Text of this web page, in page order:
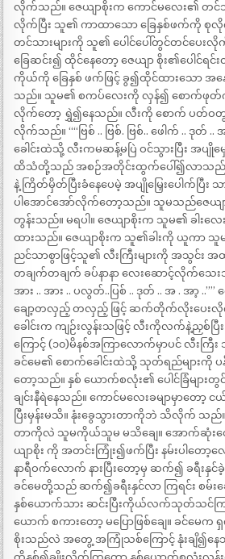
လိုက်သည်။ ဇေယျာစိုးက ကောင်မလေး၏ တင်
လိုက်ပြီး သူ၏ ကာထာသော ခြေနှစ်ဖက်ကို စု
တင်သားများကို သူ၏ ပေါင်ပေါ်တွင်တင်ပေ
ခြေဆင်း၍ ထိုင်နေတော့ ဇေယျာ စိုး၏ပေါင်ရင်
ကိုယ်ကို ခြေနှစ် ဖက်ဖြင့် ခွ၍ထိုင်ထားသော အ
သည်။ သူမ၏ စကပ်လေးကို လှန်၍ စောက်ဖု
လိုက်တော့ ရွှဲ၍နေသည်။ လီးကို စောက် ပတ်ဝတွ
လိုက်သည်။ ““ဗြစ် .. ဗြစ်. ဗြစ်.. ဖေါက် .. ဒုတ် ..
ခေါင်းထဲသို့ လီးကမဆန့်မပြဲ ဝင်သွားပြီး အပ
ထိသံတို့သည် အစဉ်အတိုင်းထွက်ပေါ်၍လာသည်။
နဲ့ ကြိတ်မှိတ်ပြီးခံနေပေမဲ့ အပျိုမြှေးပေါက်ပ
ပါအောင်အော်လိုက်တော့သည်။ သူမသည်ဇေယျ
တွန်းသည်။ မရပါ။ ဇေယျာစိုးက သူမ၏ ခါး
ထားသည်။ ဇေယျာစိုးက သူ၏ခါးကို ယူကာ သူ
ညင်သာစွာဖြင့်သူ၏ လီးကြီးများကို အသွင်း
တချက်တချက် ခပ်နာနာ လေးဆောင့်လိုက်သေး
အား .. အား .. ပလွတ်..ပြစ် .. ဒုတ် .. အ . အာ့ ..””
ချော့တလှည့် တလှည့် ဖြင့် ဆက်တိုက်လိုးပေး
ခေါင်းက ကျဉ်းလွန်းသဖြင့် လီးကိုလက်နဲ့ညှစ်ပ
ကြောင့် (၁၀)မိနစ်အကြာလောက်မှာပင် လီးက
ခင်မေ၏ စောက်ခေါင်းထဲသို့ သုတ်ရည်များ
တော့သည်။ နှစ် ယောက်စလုံး၏ ပေါင်ခြံများတွ
ချင်းနီရဲနေသည်။ ကောင်မလေးခမျာမှာတေ
ပြီးမှန်းမသိ။ နုံးခွေသွားတာကိုဘဲ သိလိုက် သ
တာကိုလဲ သူမကိုယ်သူမ မသိချေ။ အောက်ဆုံးတ
ယျာစိုး ကို အတင်းကြုံး၍ဖက်ပြီး နမ်းပါတော့
နာရီဝက်လောက် နားပြီးတော့မှ ဆက်၍ ခရီးနှင်
ခင်မေတို့သည် ဆက်၍ခရီးနှင်လာ ကြရင်း စမ်း
နှစ်ယောက်သား ဆင်းပြီးကိုယ်လက်သုတ်သင်
ယောက် စကားတော့ မပြောဖြစ်ချေ။ ခင်မေက
စိုးသည်လဲ အတွေ့ အကြုံသစ်ကြောင့် နုံးချိ၍နေ